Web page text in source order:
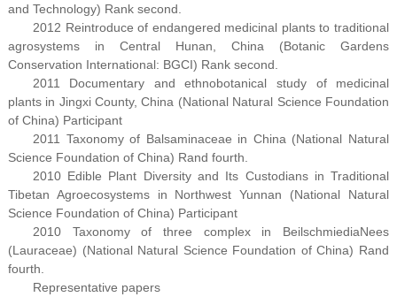
and Technology) Rank second.
2012 Reintroduce of endangered medicinal plants to traditional
agrosystems in Central Hunan, China (Botanic Gardens
Conservation International: BGCI) Rank second.
2011 Documentary and ethnobotanical study of medicinal
plants in Jingxi County, China (National Natural Science Foundation
of China) Participant
2011 Taxonomy of Balsaminaceae in China (National Natural
Science Foundation of China) Rand fourth.
2010 Edible Plant Diversity and Its Custodians in Traditional
Tibetan Agroecosystems in Northwest Yunnan (National Natural
Science Foundation of China) Participant
2010 Taxonomy of three complex in BeilschmiediaNees
(Lauraceae) (National Natural Science Foundation of China) Rand
fourth.
Representative papers